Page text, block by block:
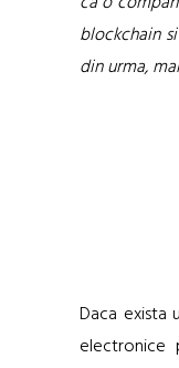
blockchain
din urma,
Daca exista
electronice